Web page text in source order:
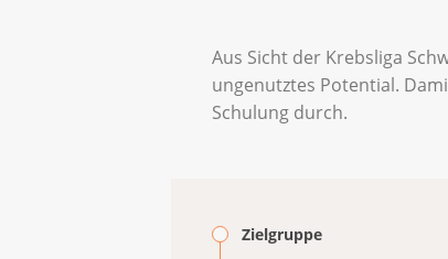
Aus Sicht der Krebsliga
ungenutztes Potential.
Schulung durch.
Zielgruppe